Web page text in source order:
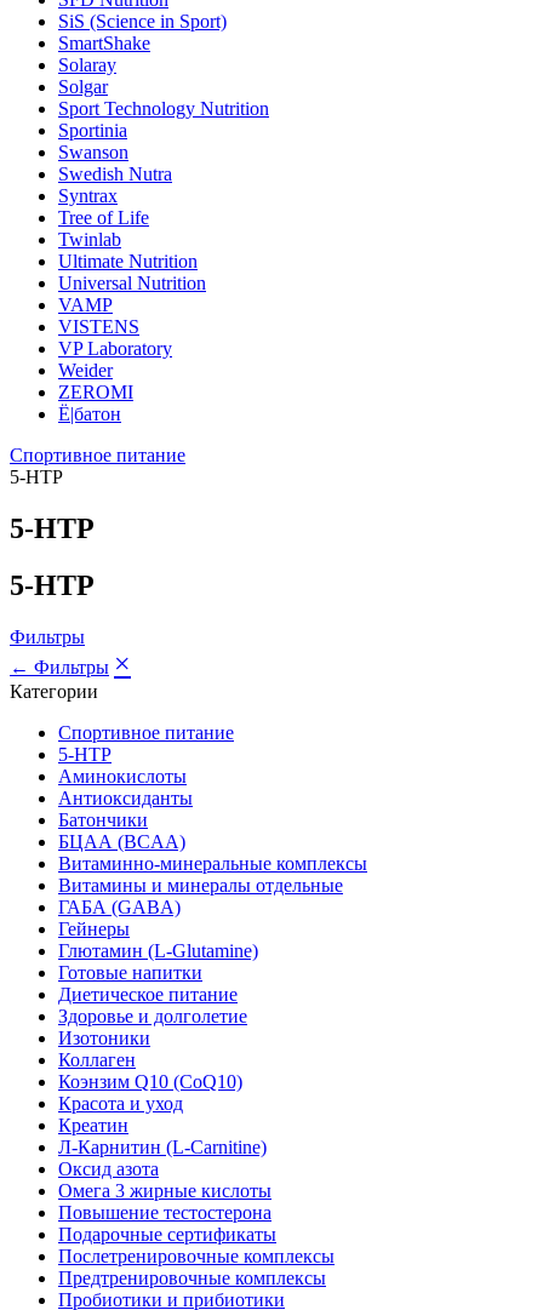
SiS (Science in Sport)
SmartShake
Solaray
Solgar
Sport Technology Nutrition
Sportinia
Swanson
Swedish Nutra
Syntrax
Tree of Life
Twinlab
Ultimate Nutrition
Universal Nutrition
VAMP
VISTENS
VP Laboratory
Weider
ZEROMI
Ё|батон
Спортивное питание
5-HTP
5-HTP
5-HTP
Фильтры
← Фильтры ×
Категории
Спортивное питание
5-HTP
Аминокислоты
Антиоксиданты
Батончики
БЦАА (BCAA)
Витаминно-минеральные комплексы
Витамины и минералы отдельные
ГАБА (GABA)
Гейнеры
Глютамин (L-Glutamine)
Готовые напитки
Диетическое питание
Здоровье и долголетие
Изотоники
Коллаген
Коэнзим Q10 (CoQ10)
Красота и уход
Креатин
Л-Карнитин (L-Сarnitine)
Оксид азота
Омега 3 жирные кислоты
Повышение тестостерона
Подарочные сертификаты
Послетренировочные комплексы
Предтренировочные комплексы
Пробиотики и прибиотики